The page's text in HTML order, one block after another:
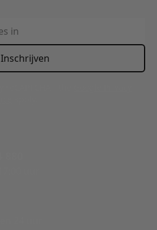
Inschrijven